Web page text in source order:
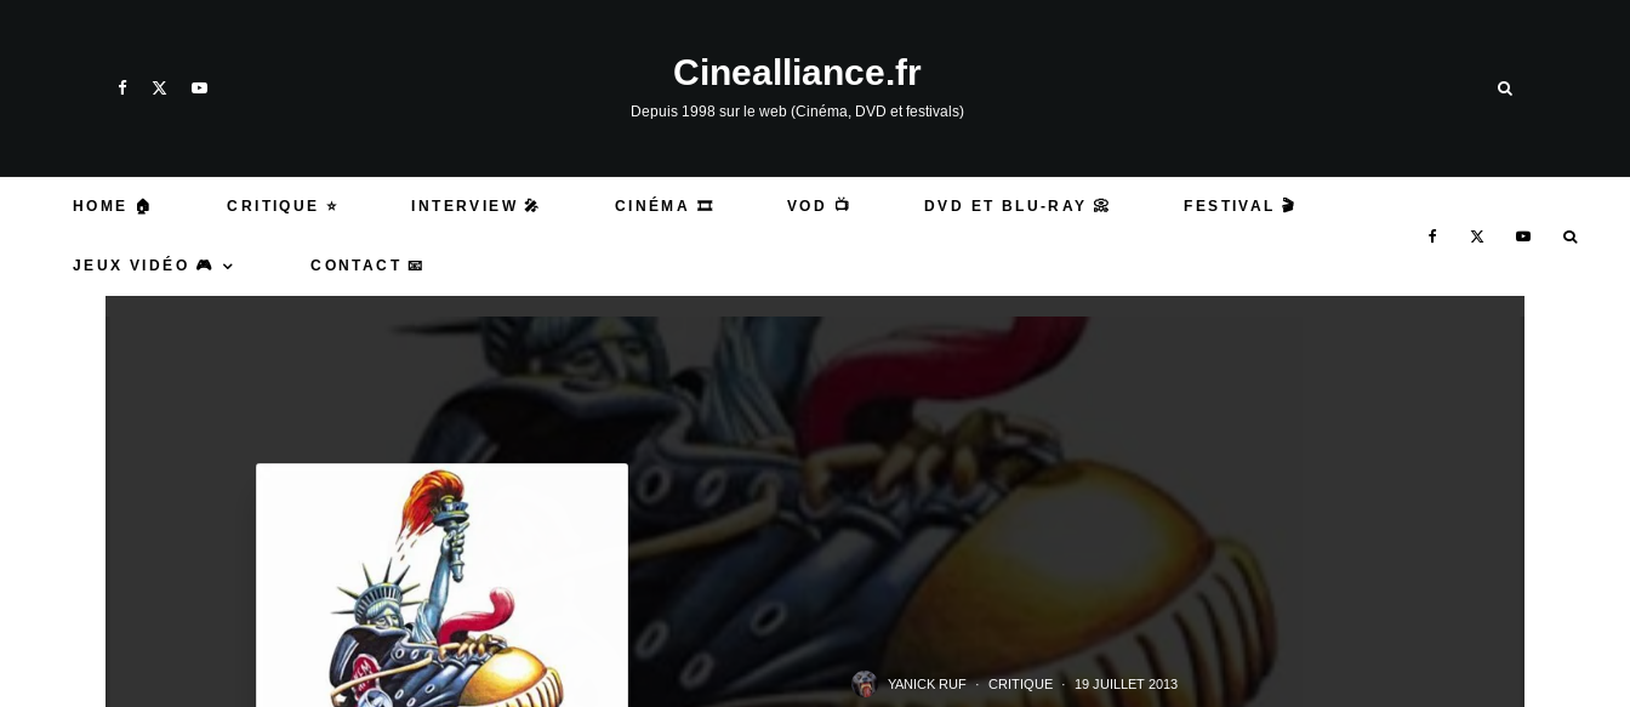
Cinealliance.fr
Depuis 1998 sur le web (Cinéma, DVD et festivals)
HOME 🏠 CRITIQUE ⭐ INTERVIEW 🎤 CINÉMA 🎞️ VOD 📺 DVD ET BLU-RAY 📀 FESTIVAL 🎬
JEUX VIDÉO 🎮 CONTACT 📧
YANICK RUF · CRITIQUE · 19 JUILLET 2013